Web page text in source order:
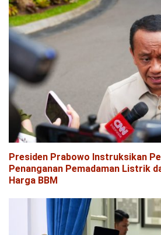
Presiden Prabowo Instruksikan
Penanganan Pemadaman Listrik
Harga BBM